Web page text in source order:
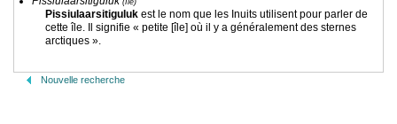
(Île)
Pissiulaarsitiguluk est le nom que les Inuits utilisent pour parler de
cette île. Il signifie « petite [île] où il y a généralement des sternes
arctiques ».
Nouvelle recherche